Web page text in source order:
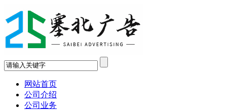
网站首页
公司介绍
公司业务